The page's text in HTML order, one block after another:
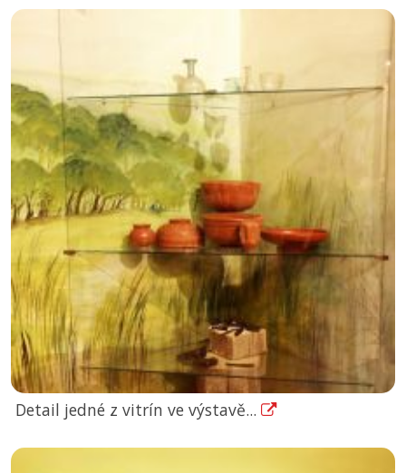
Detail jedné z vitrín ve výstavě...